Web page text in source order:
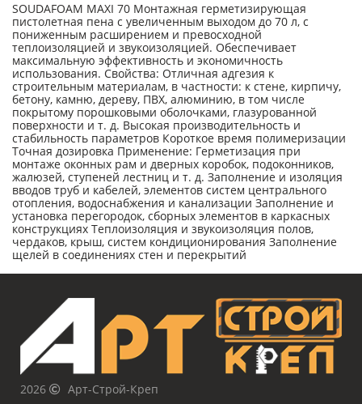
SOUDAFOAM MAXI 70 Монтажная герметизирующая
пистолетная пена с увеличенным выходом до 70 л, с
пониженным расширением и превосходной
теплоизоляцией и звукоизоляцией. Обеспечивает
максимальную эффективность и экономичность
использования. Свойства: Отличная адгезия к
строительным материалам, в частности: к стене, кирпичу,
бетону, камню, дереву, ПВХ, алюминию, в том числе
покрытому порошковыми оболочками, глазурованной
поверхности и т. д. Высокая производительность и
стабильность параметров Короткое время полимеризации
Точная дозировка Применение: Герметизация при
монтаже оконных рам и дверных коробок, подоконников,
жалюзей, ступеней лестниц и т. д. Заполнение и изоляция
вводов труб и кабелей, элементов систем центрального
отопления, водоснабжения и канализации Заполнение и
установка перегородок, сборных элементов в каркасных
конструкциях Теплоизоляция и звукоизоляция полов,
чердаков, крыш, систем кондиционирования Заполнение
щелей в соединениях стен и перекрытий
2026
Арт-Строй-Креп